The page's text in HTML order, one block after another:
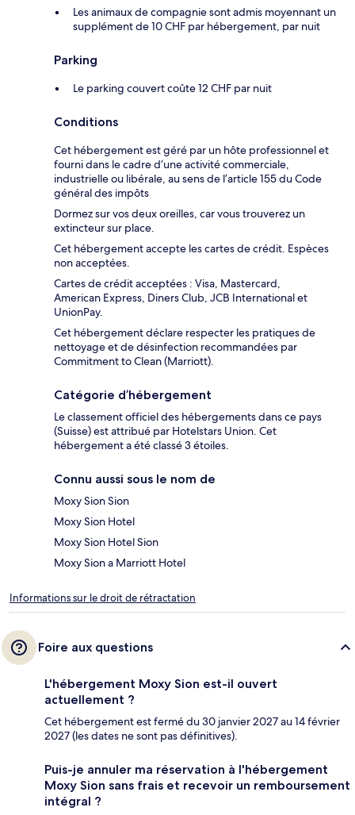
Les animaux de compagnie sont admis moyennant un
supplément de 10 CHF par hébergement, par nuit
Parking
Le parking couvert coûte 12 CHF par nuit
Conditions
Cet hébergement est géré par un hôte professionnel et
fourni dans le cadre d’une activité commerciale,
industrielle ou libérale, au sens de l’article 155 du Code
général des impôts
Dormez sur vos deux oreilles, car vous trouverez un
extincteur sur place.
Cet hébergement accepte les cartes de crédit. Espèces
non acceptées.
Cartes de crédit acceptées : Visa, Mastercard,
American Express, Diners Club, JCB International et
UnionPay.
Cet hébergement déclare respecter les pratiques de
nettoyage et de désinfection recommandées par
Commitment to Clean (Marriott).
Catégorie d’hébergement
Le classement officiel des hébergements dans ce pays
(Suisse) est attribué par Hotelstars Union. Cet
hébergement a été classé 3 étoiles.
Connu aussi sous le nom de
Moxy Sion Sion
Moxy Sion Hotel
Moxy Sion Hotel Sion
Moxy Sion a Marriott Hotel
Informations sur le droit de rétractation
Foire aux questions
L'hébergement Moxy Sion est-il ouvert
actuellement ?
Cet hébergement est fermé du 30 janvier 2027 au 14 février
2027 (les dates ne sont pas définitives).
Puis-je annuler ma réservation à l'hébergement
Moxy Sion sans frais et recevoir un remboursement
intégral ?